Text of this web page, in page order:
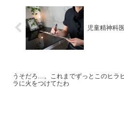
児童精神科
うそだろ…。これまでずっとこのヒラ
ラに火をつけてたわ